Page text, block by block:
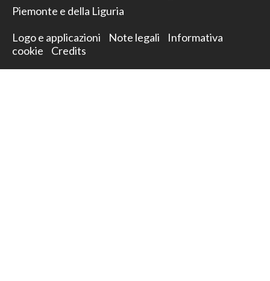
Piemonte e della Liguria
Logo e applicazioni
Note legali
Informativa
cookie
Credits